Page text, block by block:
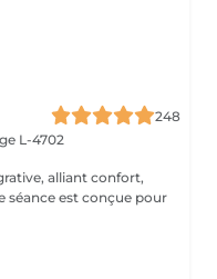
248
L-4702
alliant confort,
séance est conçue pour